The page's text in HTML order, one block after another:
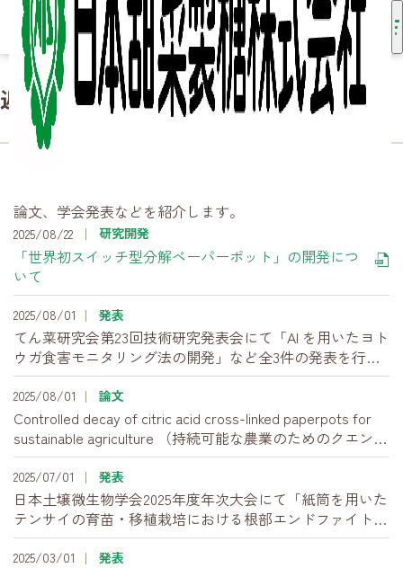
近年の成果
論文、学会発表などを紹介します。
2025/08/22 研究開発
「世界初スイッチ型分解ペーパーポット」の開発につ
いて
2025/08/01 発表
てん菜研究会第23回技術研究発表会にて「AI を用いたヨト
ウガ食害モニタリング法の開発」など全3件の発表を行い
ました。
2025/08/01 論文
Controlled decay of citric acid cross-linked paperpots for
sustainable agriculture （持続可能な農業のためのクエン酸
架橋紙ポットの分解制御） ［Soil Science and Plant
Nutrition,2025］（土壌肥料学会英文誌）
2025/07/01 発表
日本土壌微生物学会2025年度年次大会にて「紙筒を用いた
テンサイの育苗・移植栽培における根部エンドファイト資
材の利用可能性について」を発表しました。
2025/03/01 発表